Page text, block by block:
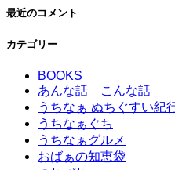
最近のコメント
カテゴリー
BOOKS
あんな話 こんな話
うちなぁ ぬちぐすい紀
うちなぁぐち
うちなぁグルメ
おばぁの知恵袋